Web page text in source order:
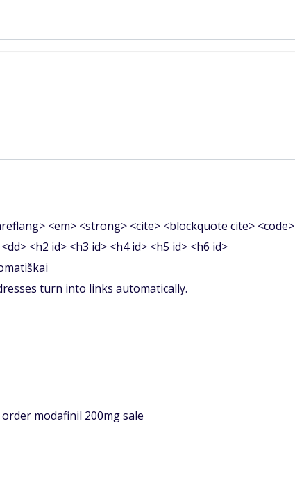
<em> <strong> <cite> <blockquote cite>
<h2 id> <h3 id> <h4 id> <h5 id> <h6 id>
turn into links automatically.
order modafinil 200mg sale